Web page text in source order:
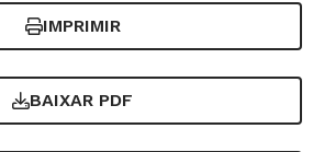
IMPRIMIR
BAIXAR PDF